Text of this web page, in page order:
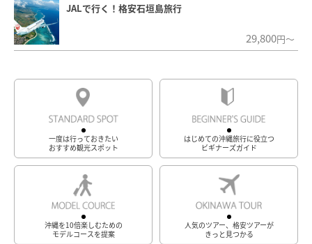
JALで行く！格安石垣島旅行
29,800円～
一度は行っておきたい
おすすめ観光スポット
はじめての沖縄旅行に役立つ
ビギナーズガイド
沖縄を10倍楽しむための
モデルコースを提案
人気のツアー、格安ツアーが
きっと見つかる